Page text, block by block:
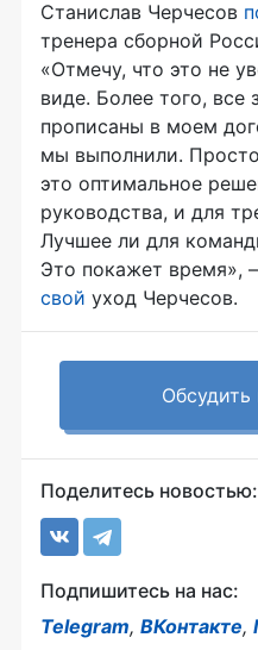
Станислав Черчесов
тренера сборной
«Отмечу, что это не
виде. Более того, все
прописаны в моем
мы выполнили.
это оптимальное
руководства, и для
Лучшее ли для
Это покажет время»,
свой уход Черчесов.
Обсудить
Поделитесь новостью:
Подпишитесь на нас:
Telegram, ВКонтакте,